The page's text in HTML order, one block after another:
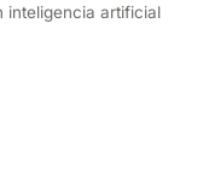
inteligencia artificial